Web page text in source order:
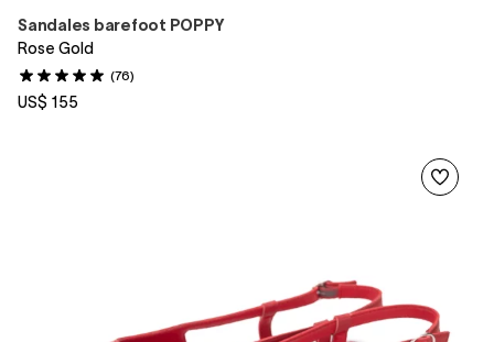
Sandales barefoot POPPY
Rose Gold
(76)
US$ 155